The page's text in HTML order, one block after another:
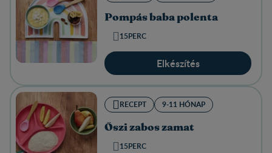
Pompás baba polenta
15PERC
Elkészítés
RECEPT 9-11 HÓNAP
Őszi zabos zamat
15PERC